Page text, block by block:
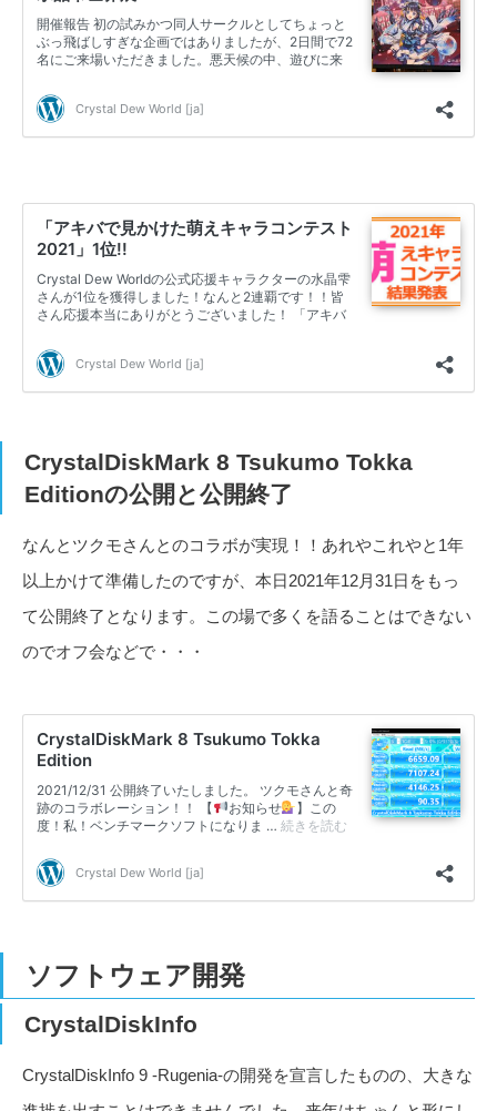
CrystalDiskMark 8 Tsukumo Tokka
Editionの公開と公開終了
なんとツクモさんとのコラボが実現！！あれやこれやと1年
以上かけて準備したのですが、本日2021年12月31日をもっ
て公開終了となります。この場で多くを語ることはできない
のでオフ会などで・・・
ソフトウェア開発
CrystalDiskInfo
CrystalDiskInfo 9 -Rugenia-の開発を宣言したものの、大きな